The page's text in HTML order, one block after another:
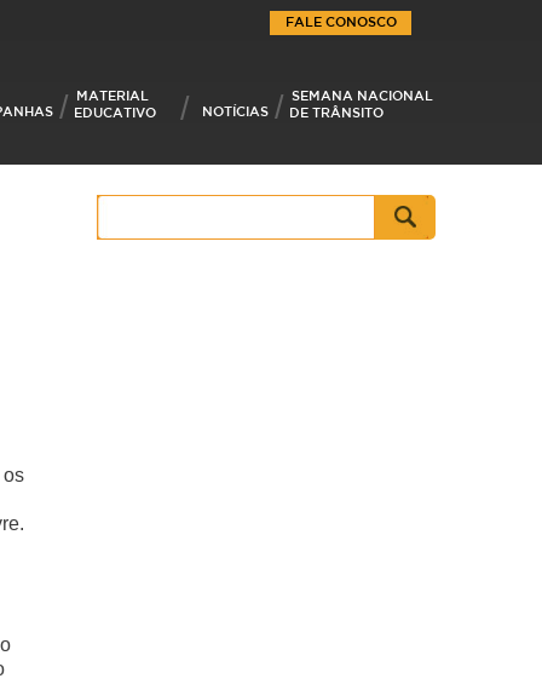
MATERIAL
EDUCATIVO
NOTÍCIAS
SEMANA NACIONAL
DE TRÂNSITO
FALE CONOSCO
os
Pesquisar
por: